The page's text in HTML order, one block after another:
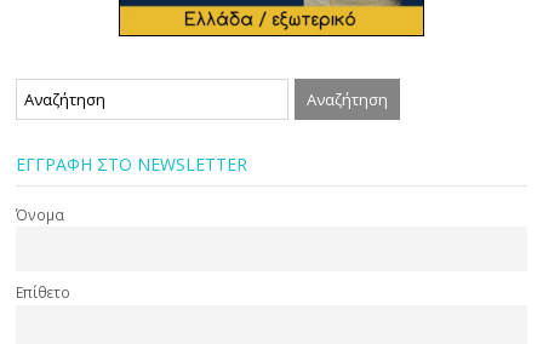
ΕΓΓΡΑΦΗ ΣΤΟ NEWSLETTER
Όνομα
Επίθετο